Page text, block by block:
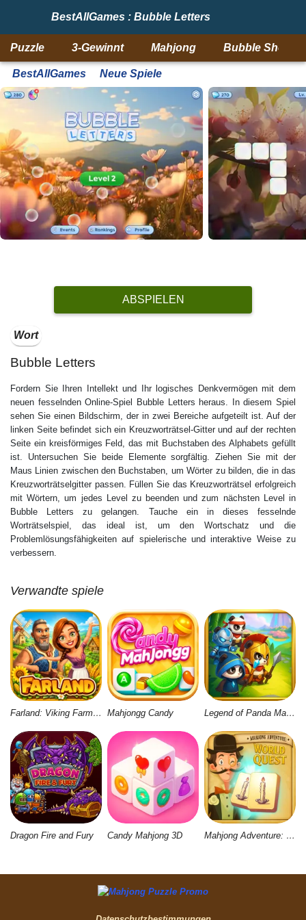
BestAllGames : Bubble Letters
Puzzle 3-Gewinnt Mahjong Bubble Shooter
BestAllGames Neue Spiele
ABSPIELEN
Wort
Bubble Letters
Fordern Sie Ihren Intellekt und Ihr logisches Denkvermögen mit dem
neuen fesselnden Online-Spiel Bubble Letters heraus. In diesem Spiel
sehen Sie einen Bildschirm, der in zwei Bereiche aufgeteilt ist. Auf der
linken Seite befindet sich ein Kreuzworträtsel-Gitter und auf der rechten
Seite ein kreisförmiges Feld, das mit Buchstaben des Alphabets gefüllt
ist. Untersuchen Sie beide Elemente sorgfältig. Ziehen Sie mit der
Maus Linien zwischen den Buchstaben, um Wörter zu bilden, die in das
Kreuzworträtselgitter passen. Füllen Sie das Kreuzworträtsel erfolgreich
mit Wörtern, um jedes Level zu beenden und zum nächsten Level in
Bubble Letters zu gelangen. Tauche ein in dieses fesselnde
Worträtselspiel, das ideal ist, um den Wortschatz und die
Problemlösungsfähigkeiten auf spielerische und interaktive Weise zu
verbessern.
Verwandte spiele
Farland: Viking Farm Village Mahjongg Candy Legend of Panda Match 3 & Battle
Dragon Fire and Fury Candy Mahjong 3D Mahjong Adventure: World Quest